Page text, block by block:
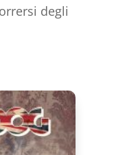
degli